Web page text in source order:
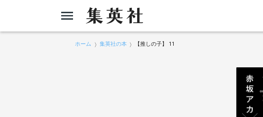
ホーム 集英社の本 【推しの子】 11